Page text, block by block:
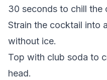
30 seconds to chill the
Strain the cocktail into
without ice.
Top with club soda to
head.